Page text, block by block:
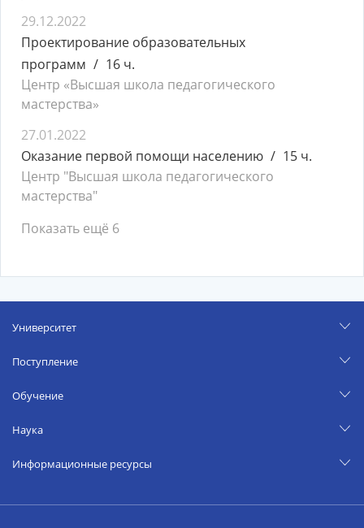
29.12.2022
Проектирование образовательных
программ
16 ч.
Центр «Высшая школа педагогического
мастерства»
27.01.2022
Оказание первой помощи населению
15 ч.
Центр "Высшая школа педагогического
мастерства"
Показать ещё 6
Университет
Поступление
Обучение
Наука
Информационные ресурсы